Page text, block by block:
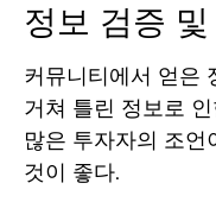
정보 검증
커뮤니티에서 얻은
거쳐 틀린 정보로
많은 투자자의 조
것이 좋다.